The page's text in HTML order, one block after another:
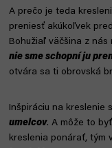
A prečo je teda
preniesť akúkoľvek
Bohužiaľ väčšina z nás
nie sme schopní ju
otvára sa ti obrovská
Inšpiráciu na kreslenie
umelcov. A môže to
kreslenia ponárať, tým